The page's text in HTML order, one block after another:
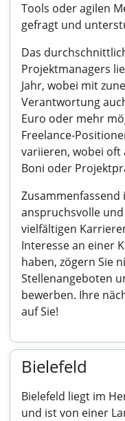
Tools oder agilen
gefragt und
Das
Projektmanagers
Jahr, wobei mit
Verantwortung
Euro oder mehr
Freelance-
variieren, wobei oft
Boni oder
anspruchsvolle
vielfältigen
Interesse an einer
haben, zögern Sie
Stellenangeboten
bewerben. Ihre
auf Sie!
Bielefeld
Bielefeld liegt im
und ist von einer